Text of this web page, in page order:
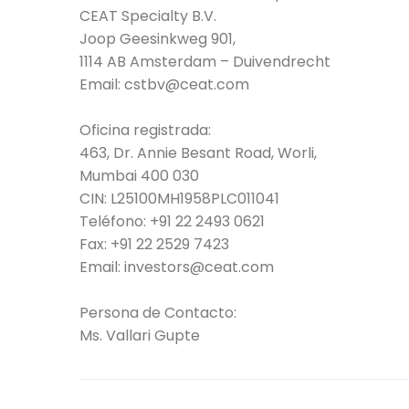
CEAT Specialty B.V.
Joop Geesinkweg 901,
1114 AB Amsterdam – Duivendrecht
Email: cstbv@ceat.com
Oficina registrada:
463, Dr. Annie Besant Road, Worli,
Mumbai 400 030
CIN: L25100MH1958PLC011041
Teléfono: +91 22 2493 0621
Fax: +91 22 2529 7423
Email: investors@ceat.com
Persona de Contacto:
Ms. Vallari Gupte